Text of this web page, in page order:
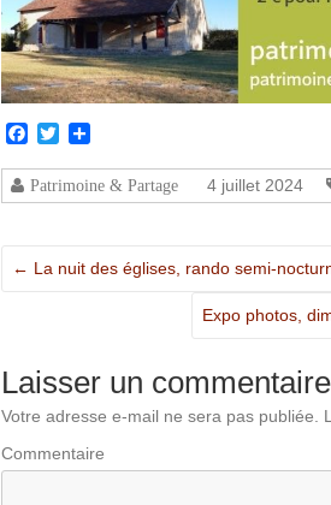
Facebook
Twitter
Patrimoine & Partage 4 juillet 2024
← La nuit des églises, rando semi-
Expo photos,
Laisser un commentaire
Votre adresse e-mail ne sera pas publiée.
Commentaire